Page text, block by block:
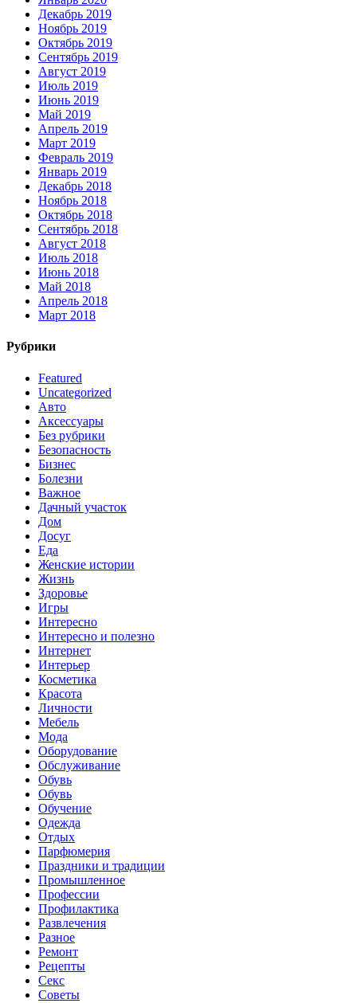
Декабрь 2019
Ноябрь 2019
Октябрь 2019
Сентябрь 2019
Август 2019
Июль 2019
Июнь 2019
Май 2019
Апрель 2019
Март 2019
Февраль 2019
Январь 2019
Декабрь 2018
Ноябрь 2018
Октябрь 2018
Сентябрь 2018
Август 2018
Июль 2018
Июнь 2018
Май 2018
Апрель 2018
Март 2018
Рубрики
Featured
Uncategorized
Авто
Аксессуары
Без рубрики
Безопасность
Бизнес
Болезни
Важное
Дачный участок
Дом
Досуг
Еда
Женские истории
Жизнь
Здоровье
Игры
Интересно
Интересно и полезно
Интернет
Интерьер
Косметика
Красота
Личности
Мебель
Мода
Оборудование
Обслуживание
Обувь
Обувь
Обучение
Одежда
Отдых
Парфюмерия
Праздники и традиции
Промышленное
Профессии
Профилактика
Развлечения
Разное
Ремонт
Рецепты
Секс
Советы